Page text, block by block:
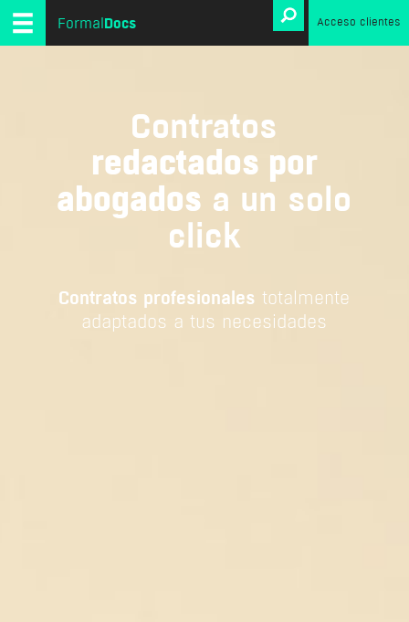
FormalDocs Acceso clientes
Contratos
redactados por
abogados a un solo
click
Contratos profesionales totalmente
adaptados a tus necesidades